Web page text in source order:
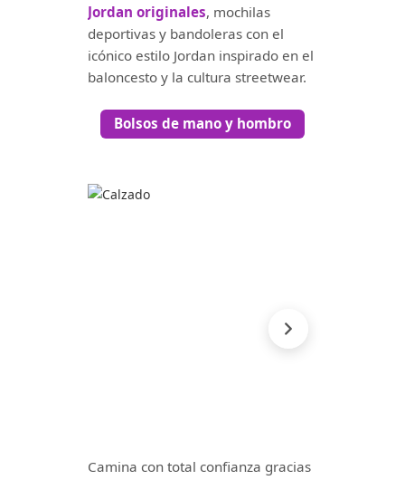
Jordan originales, mochilas
deportivas y bandoleras con el
icónico estilo Jordan inspirado en el
baloncesto y la cultura streetwear.
Bolsos de mano y hombro
Camina con total confianza gracias